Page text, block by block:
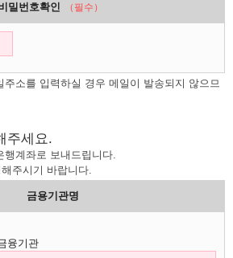
밀번호확인 （필수）
주소를 입력하실 경우 메일이 발송되지 않으므
주세요.
계좌로 보내드립니다.
주시기 바랍니다.
금용기관명
융기관